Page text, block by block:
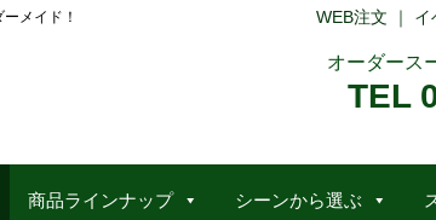
メイド！ WEB注文 ｜ イ
オーダース
TEL
商品ラインナップ シーンから選ぶ